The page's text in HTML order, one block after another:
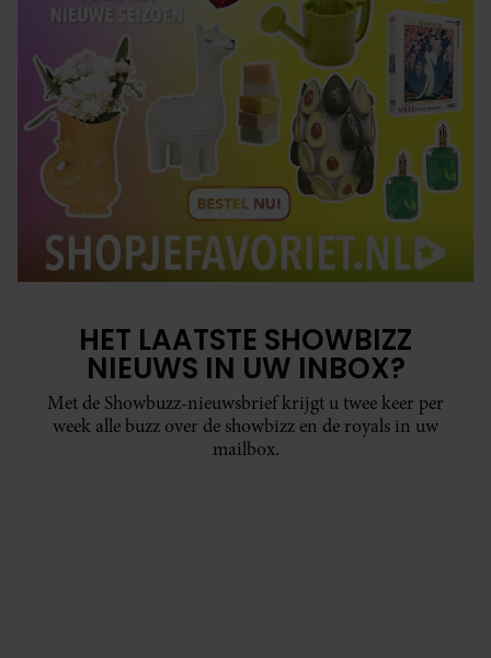
HET LAATSTE SHOWBIZZ
NIEUWS IN UW INBOX?
Met de Showbuzz-nieuwsbrief krijgt u twee keer per
week alle buzz over de showbizz en de royals in uw
mailbox.